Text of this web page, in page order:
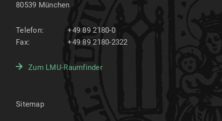
80539 München
Telefon:
+49 89 2180-0
Fax:
+49 89 2180-2322
Zum LMU-Raumfinder
Sitemap